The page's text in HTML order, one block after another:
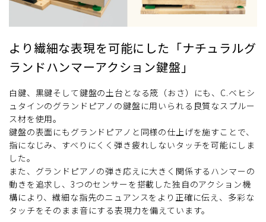
より繊細な表現を可能にした「ナチュラルグ
ランドハンマーアクション鍵盤」
白鍵、黒鍵そして鍵盤の土台となる筬（おさ）にも、C.ベヒシ
ュタインのグランドピアノの鍵盤に用いられる良質なスプルー
ス材を使用。
鍵盤の表面にもグランドピアノと同様の仕上げを施すことで、
指になじみ、すべりにくく弾き疲れしないタッチを可能にしま
した。
また、グランドピアノの弾き応えに大きく関係するハンマーの
動きを追求し、3つのセンサーを搭載した独自のアクション機
構により、繊細な指先のニュアンスをより正確に伝え、多彩な
タッチをそのまま音にする表現力を備えています。